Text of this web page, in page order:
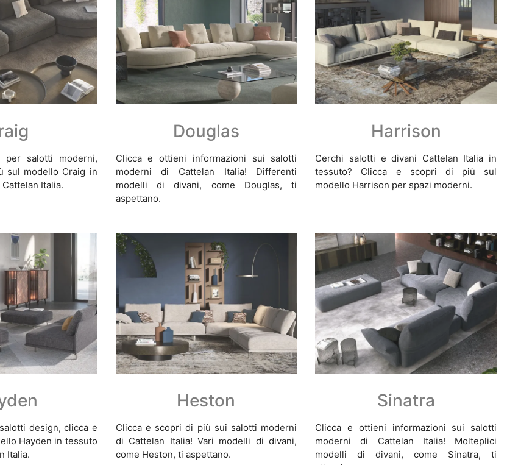
per salotti moderni,
sul modello Craig in
Italia.
Douglas
Clicca e ottieni informazioni sui salotti
moderni di Cattelan Italia! Differenti
modelli di divani, come Douglas, ti
aspettano.
Harrison
Cerchi salotti e divani Cattelan Italia in
tessuto? Clicca e scopri di più sul
modello Harrison per spazi moderni.
design, clicca e
Hayden in tessuto
Italia.
Heston
Clicca e scopri di più sui salotti moderni
di Cattelan Italia! Vari modelli di divani,
come Heston, ti aspettano.
Sinatra
Clicca e ottieni informazioni sui salotti
moderni di Cattelan Italia! Molteplici
modelli di divani, come Sinatra, ti